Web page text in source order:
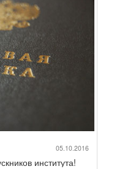
05.10.2016
института!